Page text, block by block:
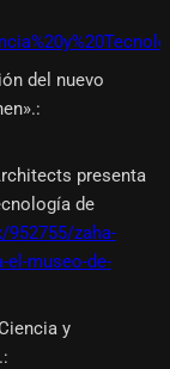
del nuevo
:
presenta
de
952755/zaha-
el-museo-de-
y
: